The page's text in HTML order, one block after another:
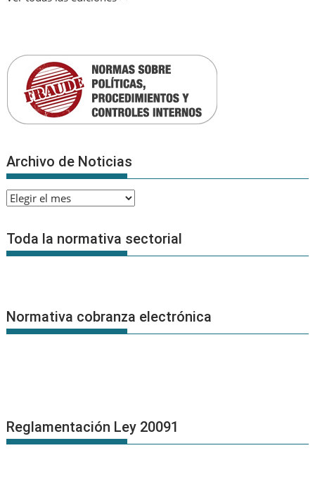
Archivo de Noticias
Archivo
Noticias
Toda la normativa sectorial
Normativa cobranza electrónica
Reglamentación Ley 20091